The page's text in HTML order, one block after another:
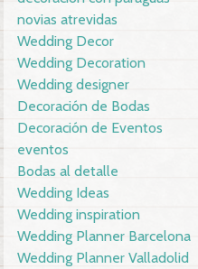
novias atrevidas
Wedding Decor
Wedding Decoration
Wedding designer
Decoración de Bodas
Decoración de Eventos
eventos
Bodas al detalle
Wedding Ideas
Wedding inspiration
Wedding Planner Barcelona
Wedding Planner Valladolid